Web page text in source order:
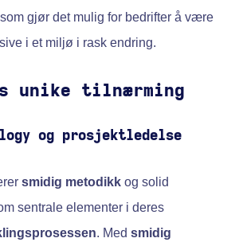
gjør det mulig for bedrifter å være
i et miljø i rask endring.
unike tilnærming
og prosjektledelse
smidig metodikk og solid
sentrale elementer i deres
. Med smidig